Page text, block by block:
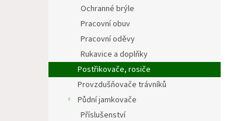
Ochranné brýle
Pracovní obuv
Pracovní oděvy
Rukavice a doplňky
Postřikovače, rosiče
Provzdušňovače trávníků
Půdní jamkovače
Příslušenství